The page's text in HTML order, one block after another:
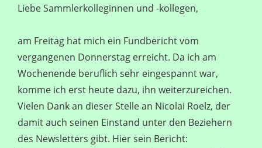
Liebe Sammlerkolleginnen und -kollegen,
am Freitag hat mich ein Fundbericht vom
vergangenen Donnerstag erreicht. Da ich am
Wochenende beruflich sehr eingespannt war,
komme ich erst heute dazu, ihn weiterzureichen.
Vielen Dank an dieser Stelle an Nicolai Roelz, der
damit auch seinen Einstand unter den Beziehern
des Newsletters gibt. Hier sein Bericht: